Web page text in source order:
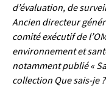
d’évaluation, de
Ancien directeur
comité exécutif de
environnement et
notamment publié «
collection Que sais-je